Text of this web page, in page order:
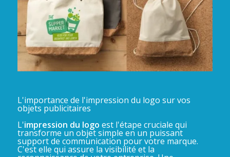
L'importance de l'impression du logo sur vos
objets publicitaires
L'impression du logo est l'étape cruciale qui
transforme un objet simple en un puissant
support de communication pour votre marque.
C'est elle qui assure la visibilité et la